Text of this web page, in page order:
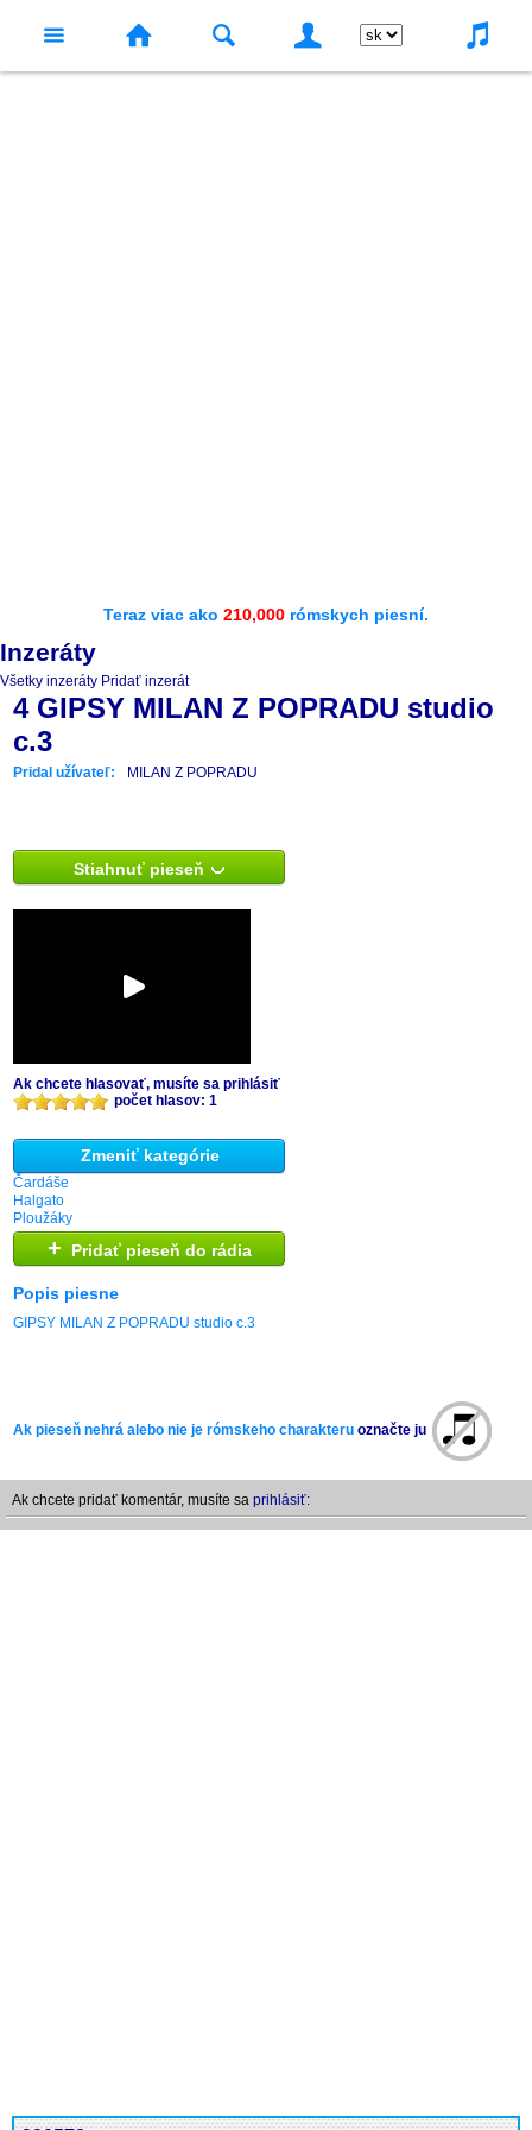
Teraz viac ako 210,000 rómskych piesní.
Inzeráty
Všetky inzeráty Pridať inzerát
4 GIPSY MILAN Z POPRADU studio
c.3
Pridal užívateľ: MILAN Z POPRADU
Stiahnuť pieseň
Ak chcete hlasovať, musíte sa prihlásiť
počet hlasov: 1
Zmeniť kategórie
Čardáše
Halgato
Ploužáky
+ Pridať pieseň do rádia
Popis piesne
GIPSY MILAN Z POPRADU studio c.3
Ak pieseň nehrá alebo nie je rómskeho charakteru označte ju
Ak chcete pridať komentár, musíte sa prihlásiť: